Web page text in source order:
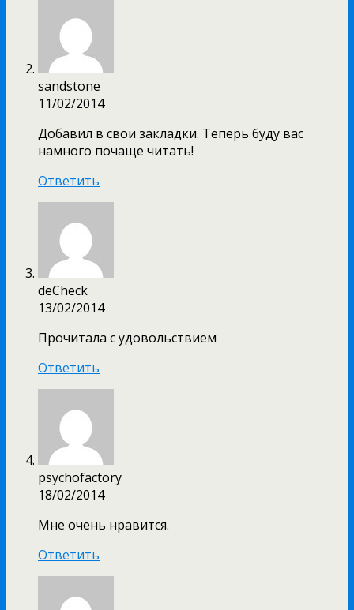
sandstone
11/02/2014
Добавил в свои закладки. Теперь буду вас
намного почаще читать!
Ответить
deCheck
13/02/2014
Прочитала с удовольствием
Ответить
psychofactory
18/02/2014
Мне очень нравится.
Ответить